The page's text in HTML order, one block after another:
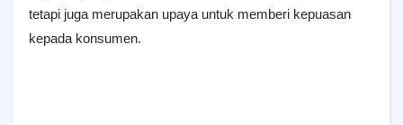
tetapi juga merupakan upaya untuk memberi kepuasan
kepada konsumen.